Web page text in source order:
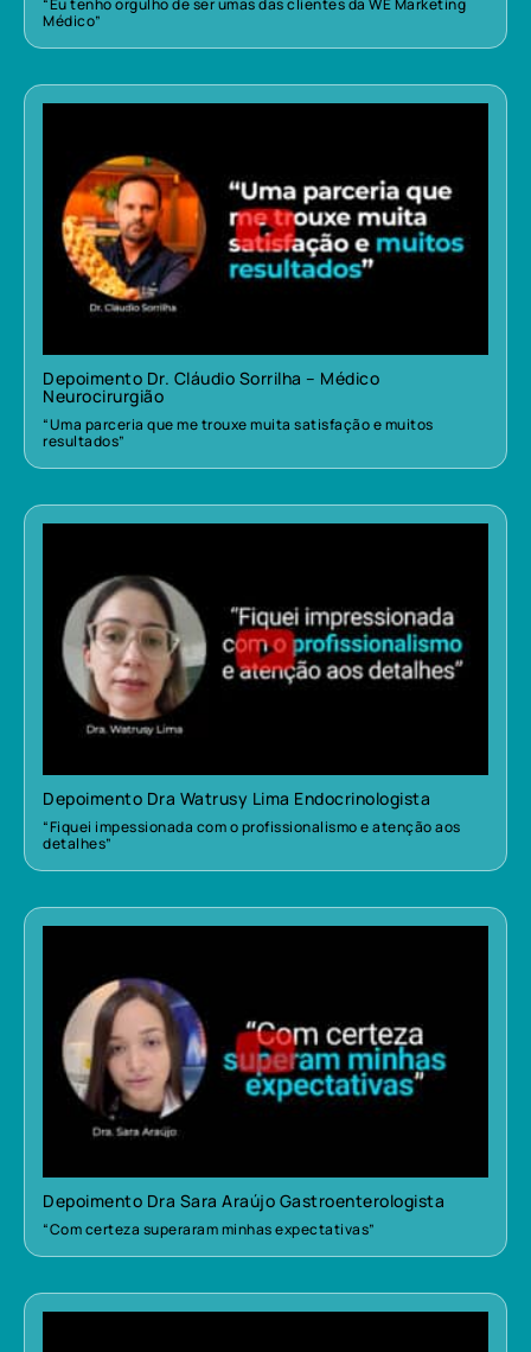
“Eu tenho orgulho de ser umas das clientes da WE Marketing
Médico”
Depoimento Dr. Cláudio Sorrilha – Médico
Neurocirurgião
“Uma parceria que me trouxe muita satisfação e muitos
resultados”
Depoimento Dra Watrusy Lima Endocrinologista
“Fiquei impessionada com o profissionalismo e atenção aos
detalhes”
Depoimento Dra Sara Araújo Gastroenterologista
“Com certeza superaram minhas expectativas”